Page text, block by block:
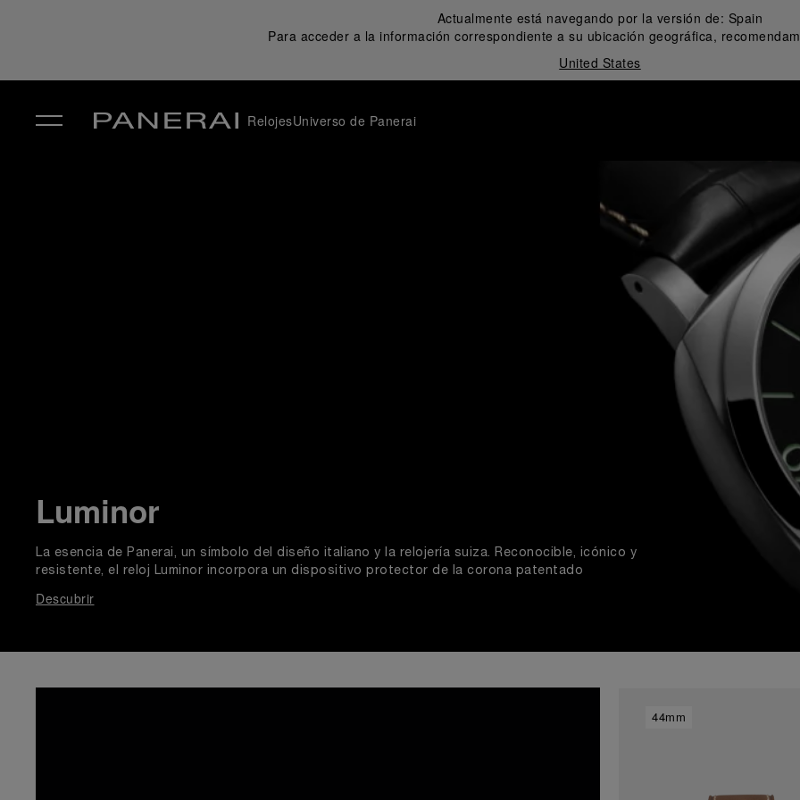
Actualmente está navegando por la versión de: Spain
Para acceder a la información correspondiente a su ubicación geográfica,
United States
RelojesUniverso de Panerai
Luminor
La esencia de Panerai, un símbolo del diseño italiano y la relojería suiza. Reconocible, icónico y
resistente, el reloj Luminor incorpora un dispositivo protector de la corona patentado
Descubrir
44mm